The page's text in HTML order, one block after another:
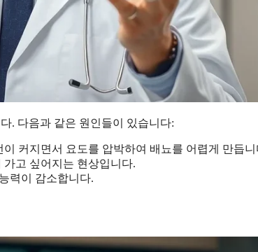
. 다음과 같은 원인들이 있습니다:
커지면서 요도를 압박하여 배뇨를 어렵게 만듭니
고 싶어지는 현상입니다.
력이 감소합니다.